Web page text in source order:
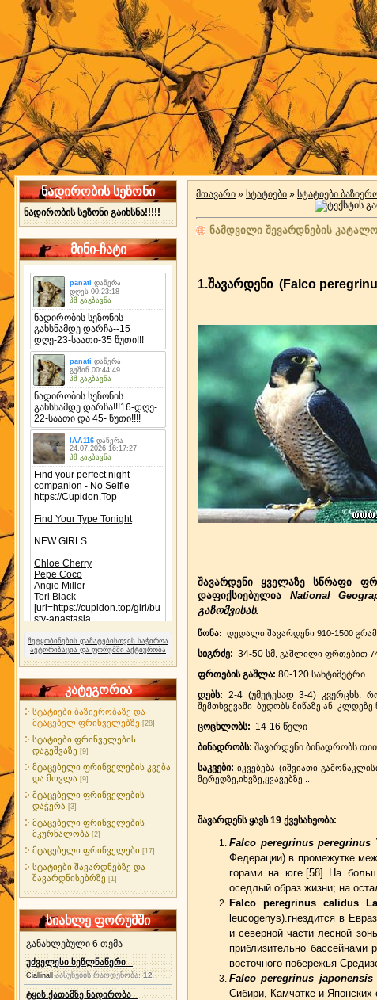
ნადირობის სეზონი
ნადირობის სეზონი გაიხსნა!!!!!
მინი-ჩატი
შეტყობინების დამატებისთვის საჭიროა
ავტორიზაცია და ფორუმში აქტიურობა
კატეგორია
სტატიები ბაზიერობაზე და
მტაცებელ ფრინველებზე [28]
სტატიები ფრინველების
დაგეშვაზე [9]
მტაცებელი ფრინველების კვება
და მოვლა [9]
მტაცებელი ფრინველების
დაჭერა [3]
მტაცებელი ფრინველების
მკურნალობა [2]
მტაცებელი ფრინველები [17]
სტატიები შავარდნებზე და
შავარდნისებრზე [1]
სიახლე ფორუმში
განახლებული 6 თემა
უძველესი ხეწლნაწერი
Ciallinall პასუხების რაოდენობა:12
ტყის ქათამზე ნადირობა
მთავარი » სტატიები » სტატიები
ნამდვილი შევარდნების
1.შავარდენი (Falco
შავარდენი ყველაზე სწრაფი
დაფიქსიებულია National
გაზომვისას.
წონა: დედალი შავარდენი 910-1500
სიგრძე: 34-50 სმ, გაშლილი ფრთებით
ფრთების გაშლა: 80-120 სანტიმეტრი.
დებს: 2-4 (უმეტესად 3-4) კვერცხს.
შემთხვევაში ბუდობს მიწაზე ან კლდეზე
ცოცხლობს: 14-16 წელი
ბინადრობს: შავარდენი ბინადრობს
საკვები: იკვებება (იშვიათი
მტრედზე,იხვზე,ყვავებზე ...
შავარდენს ყავს 19 ქვესახეობა:
Falco peregrinus peregrinus
Федерации) в промежутке
горами на юге.[58] На
оседлый образ жизни; на
Falco peregrinus calidus
leucogenys).гнездится в
и северной части лесной
приблизительно
восточного побережья
Falco peregrinus
Сибири, Камчатке и Японских